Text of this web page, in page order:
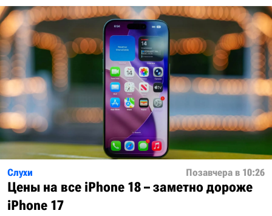
Слухи Позавчера в 10:26
Цены на все iPhone 18 – заметно дороже
iPhone 17